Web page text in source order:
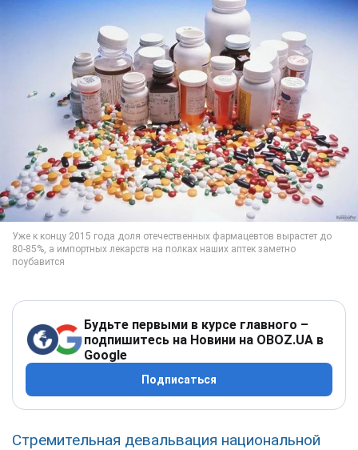
Будьте первыми в курсе главного –
подпишитесь на Новини на OBOZ.UA в
Google
Подписаться
Стремительная девальвация национальной